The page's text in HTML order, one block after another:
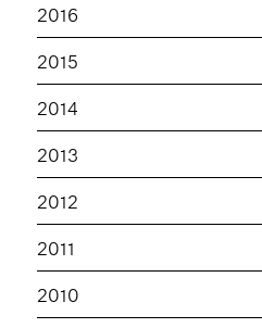
2016
2015
2014
2013
2012
2011
2010